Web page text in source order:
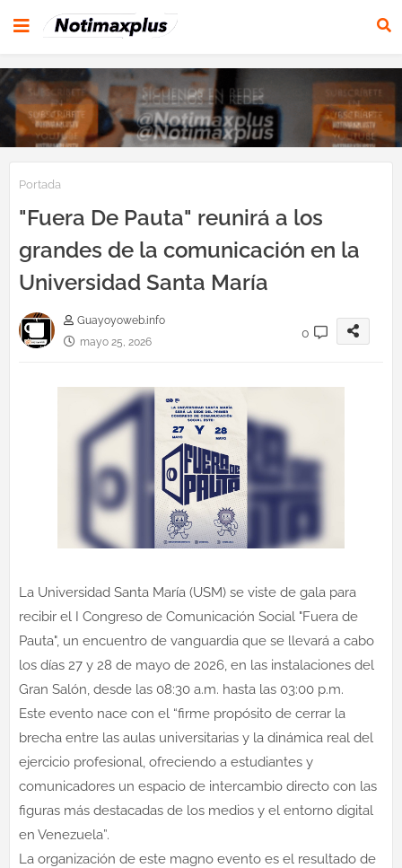
Portada
"Fuera De Pauta" reunirá a los
grandes de la comunicación en la
Universidad Santa María
Guayoyoweb.info
mayo 25, 2026
0
La Universidad Santa María (USM) se viste de gala para
recibir el I Congreso de Comunicación Social "Fuera de
Pauta", un encuentro de vanguardia que se llevará a cabo
los días 27 y 28 de mayo de 2026, en las instalaciones del
Gran Salón, desde las 08:30 a.m. hasta las 03:00 p.m.
Este evento nace con el “firme propósito de cerrar la
brecha entre las aulas universitarias y la dinámica real del
ejercicio profesional, ofreciendo a estudiantes y
comunicadores un espacio de intercambio directo con las
figuras más destacadas de los medios y el entorno digital
en Venezuela”.
La organización de este magno evento es el resultado de